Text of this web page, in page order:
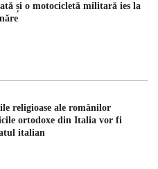
și o motocicletă militară ies la
religioase ale românilor
ortodoxe din Italia vor fi
italian